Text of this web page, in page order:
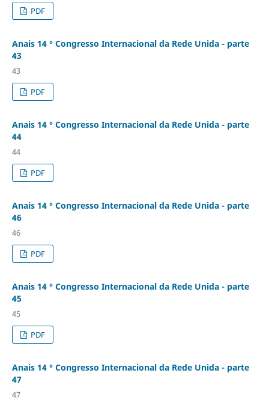
PDF
Anais 14 ° Congresso Internacional da Rede Unida - parte
43
43
PDF
Anais 14 ° Congresso Internacional da Rede Unida - parte
44
44
PDF
Anais 14 ° Congresso Internacional da Rede Unida - parte
46
46
PDF
Anais 14 ° Congresso Internacional da Rede Unida - parte
45
45
PDF
Anais 14 ° Congresso Internacional da Rede Unida - parte
47
47